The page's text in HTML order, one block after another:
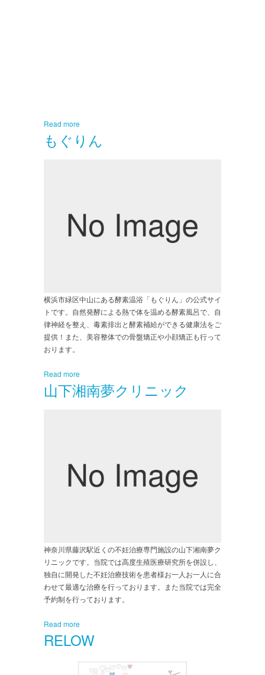
Read more
もぐりん
横浜市緑区中山にある酵素温浴「もぐりん」の公式サイ
トです。自然発酵による熱で体を温める酵素風呂で、自
律神経を整え、毒素排出と酵素補給ができる健康法をご
提供！また、美容整体での骨盤矯正や小顔矯正も行って
おります。
Read more
山下湘南夢クリニック
神奈川県藤沢駅近くの不妊治療専門施設の山下湘南夢ク
リニックです。当院では高度生殖医療研究所を併設し、
独自に開発した不妊治療技術を患者様お一人お一人に合
わせて最適な治療を行っております。また当院では完全
予約制を行っております。
Read more
RELOW